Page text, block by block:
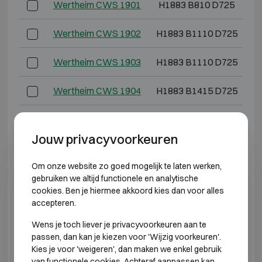
Wertheim CWS 1901 H1883 B810 D725
Wertheim CWS 1902 H1883 B1110 D725
Wertheim CWS 1903 H1883 B1110 D725
Wertheim CWS 1904 H1883 B1415 D725
Model Buitenmaten (mm)
Wertheim DWS 0850 H848 B810 D725
Jouw privacyvoorkeuren
Om onze website zo goed mogelijk te laten werken,
gebruiken we altijd functionele en analytische
cookies. Ben je hiermee akkoord kies dan voor alles
accepteren.
Wens je toch liever je privacyvoorkeuren aan te
passen, dan kan je kiezen voor 'Wijzig voorkeuren'.
Kies je voor 'weigeren', dan maken we enkel gebruik